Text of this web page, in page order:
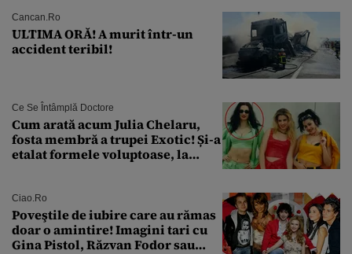
Cancan.ro
ULTIMA ORĂ! A murit într-un
accident teribil!
Ce Se Întâmplă Doctore
Cum arată acum Julia Chelaru,
fosta membră a trupei Exotic! Și-a
etalat formele voluptoase, la
Ciao.ro
Poveştile de iubire care au rămas
doar o amintire! Imagini tari cu
Gina Pistol, Răzvan Fodor sau